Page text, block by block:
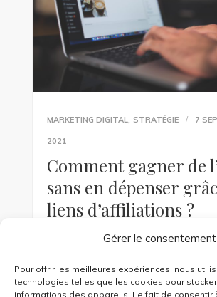
Gérer le consentement
Pour offrir les meilleures expériences, nous
technologies telles que les cookies pour
informations des appareils. Le fait de consentir
MARKETING DIGITAL, STRATÉGIE 7
2021
Comment gagner de
sans en dépenser
liens d’affiliations ?
Monétiser son blog est l’objectif de
web. Comment faire de l’affiliation